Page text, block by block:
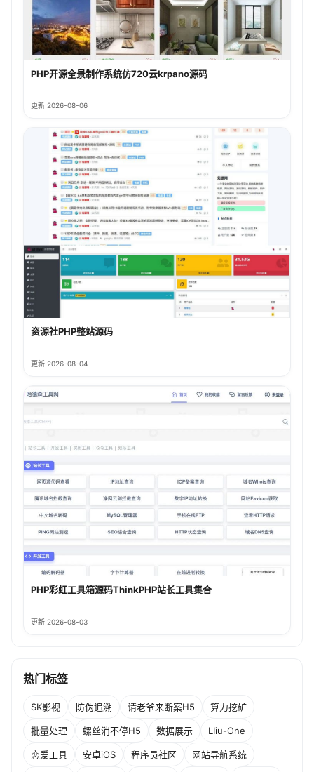
PHP开源全景制作系统仿720云krpano源码
更新 2026-08-06
资源社PHP整站源码
更新 2026-08-04
PHP彩虹工具箱源码ThinkPHP站长工具集合
更新 2026-08-03
热门标签
SK影视 防伪追溯 请老爷来断案H5 算力挖矿
批量处理 螺丝消不停H5 数据展示 LIiu-One
恋爱工具 安卓iOS 程序员社区 网站导航系统